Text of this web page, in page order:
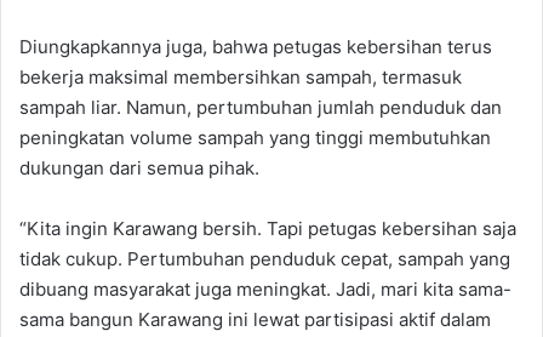
Diungkapkannya juga, bahwa petugas kebersihan terus
bekerja maksimal membersihkan sampah, termasuk
sampah liar. Namun, pertumbuhan jumlah penduduk dan
peningkatan volume sampah yang tinggi membutuhkan
dukungan dari semua pihak.
“Kita ingin Karawang bersih. Tapi petugas kebersihan saja
tidak cukup. Pertumbuhan penduduk cepat, sampah yang
dibuang masyarakat juga meningkat. Jadi, mari kita sama-
sama bangun Karawang ini lewat partisipasi aktif dalam